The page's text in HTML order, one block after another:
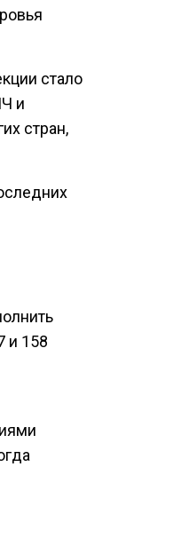
стало
и
стран,
и 158